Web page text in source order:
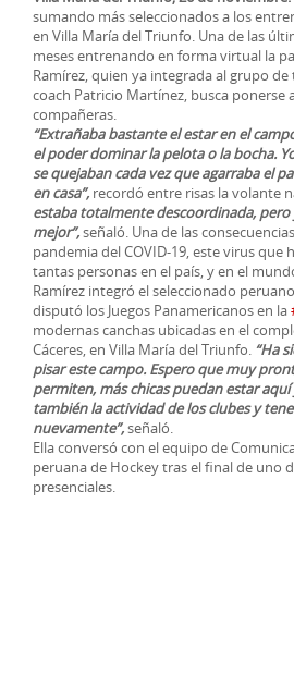
sumando más seleccionados a los
en Villa María del Triunfo. Una de las
meses entrenando en forma virtual la
Ramírez, quien ya integrada al grupo
coach Patricio Martínez, busca ponerse
compañeras.
“Extrañaba bastante el estar en el
el poder dominar la pelota o la bocha.
se quejaban cada vez que agarraba el
en casa”, recordó entre risas la volante
estaba totalmente descoordinada,
mejor”,señaló. Una de las
pandemia del COVID-19, este virus que
tantas personas en el país, y en el
Ramírez integró el seleccionado
disputó los Juegos Panamericanos en la
modernas canchas ubicadas en el
Cáceres, en Villa María del Triunfo. “Ha
pisar este campo. Espero que muy
permiten, más chicas puedan estar
también la actividad de los clubes y
nuevamente”,señaló.
Ella conversó con el equipo de
peruana de Hockey tras el final de uno
presenciales.